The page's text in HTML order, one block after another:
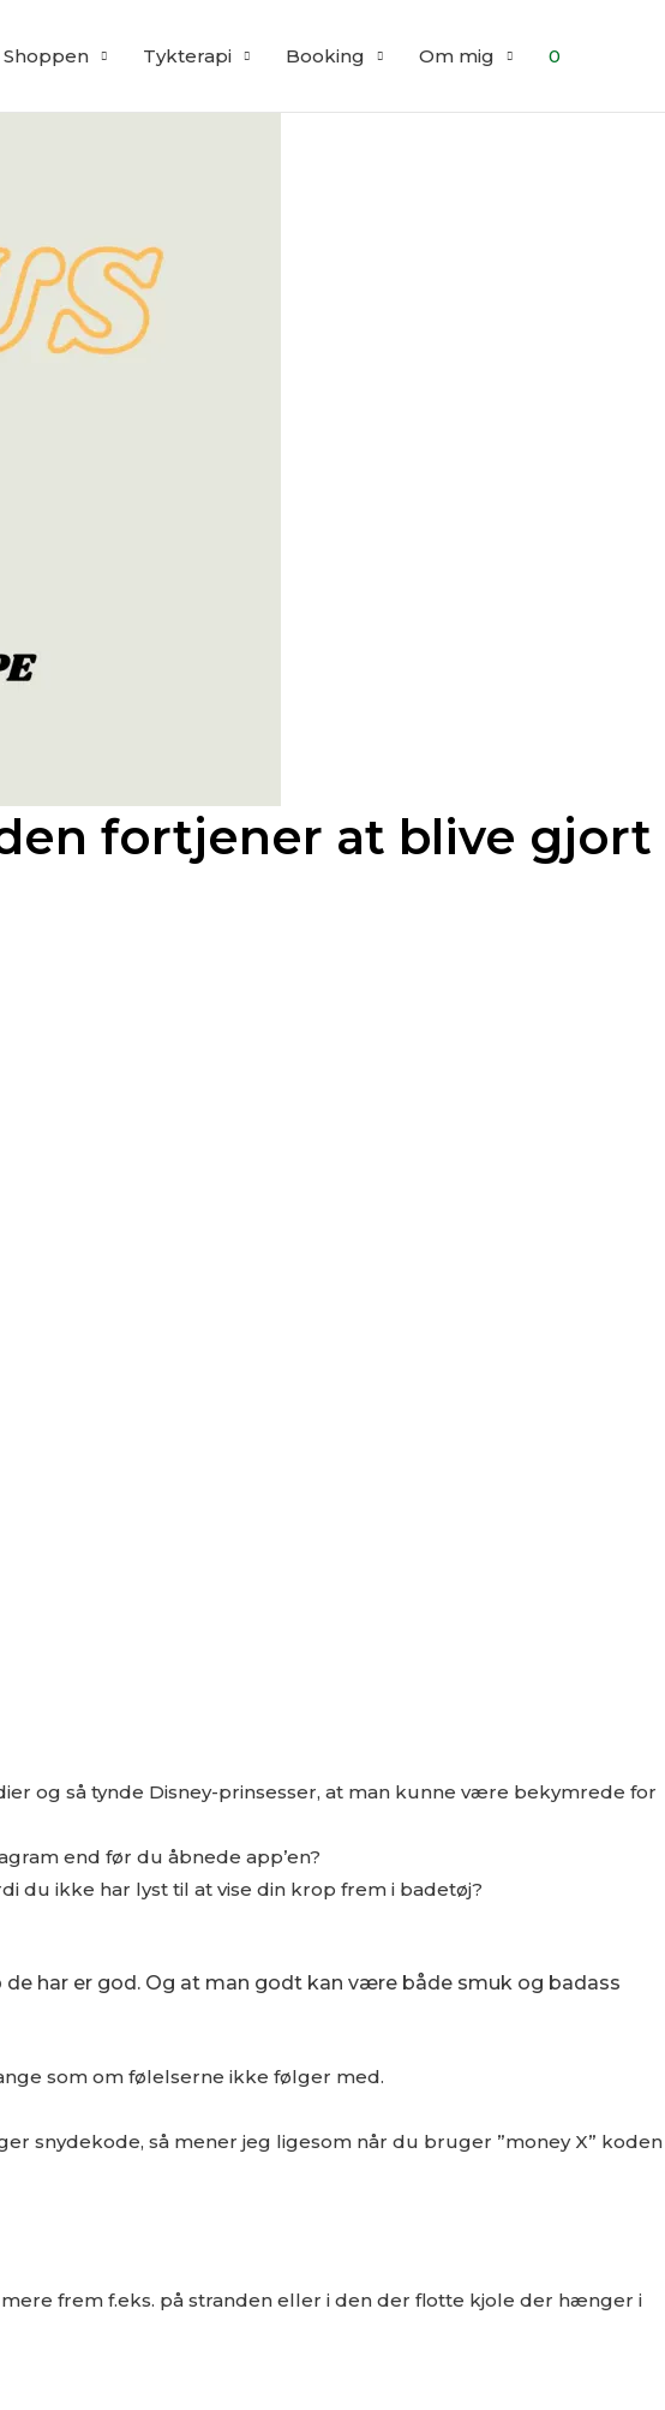
Shoppen Tykterapi Booking Om mig 0
fortjener at blive gjort
og så tynde Disney-prinsesser, at man kunne være bekymrede for
end før du åbnede app’en?
du ikke har lyst til at vise din krop frem i badetøj?
har er god. Og at man godt kan være både smuk og badass
som om følelserne ikke følger med.
snydekode, så mener jeg ligesom når du bruger ”money X” koden
frem f.eks. på stranden eller i den der flotte kjole der hænger i